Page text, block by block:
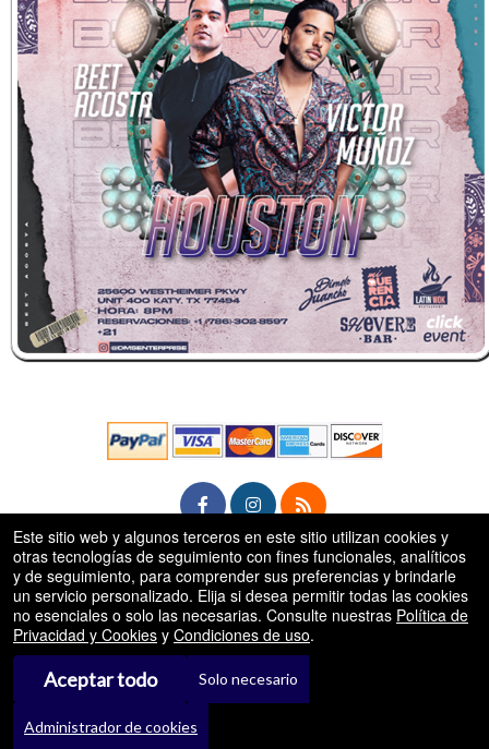
© Todos los Derechos Reservados.
50.28.84.148
Condiciones de uso
Este sitio web y algunos terceros en este sitio utilizan cookies y
otras tecnologías de seguimiento con fines funcionales, analíticos
y de seguimiento, para comprender sus preferencias y brindarle
un servicio personalizado. Elija si desea permitir todas las cookies
no esenciales o solo las necesarias. Consulte nuestras Política de
Privacidad y Cookies y Condiciones de uso.
Aceptar todo Solo necesario
Administrador de cookies